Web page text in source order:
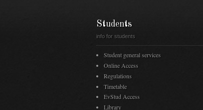
Students
info for students
Student general services
Online Access
Regulations
Timetable
EvStud Access
Library